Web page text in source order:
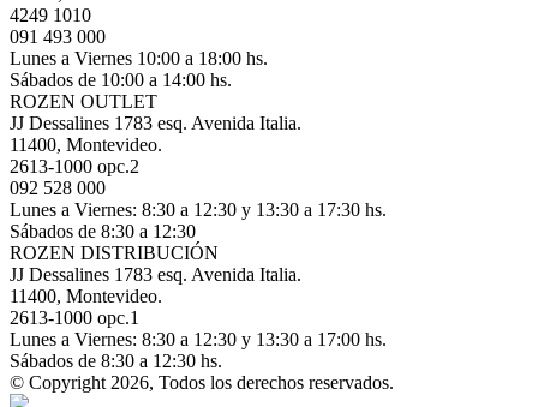
4249 1010
091 493 000
Lunes a Viernes 10:00 a 18:00 hs.
Sábados de 10:00 a 14:00 hs.
ROZEN OUTLET
JJ Dessalines 1783 esq. Avenida Italia.
11400, Montevideo.
2613-1000 opc.2
092 528 000
Lunes a Viernes: 8:30 a 12:30 y 13:30 a 17:30 hs.
Sábados de 8:30 a 12:30
ROZEN DISTRIBUCIÓN
JJ Dessalines 1783 esq. Avenida Italia.
11400, Montevideo.
2613-1000 opc.1
Lunes a Viernes: 8:30 a 12:30 y 13:30 a 17:00 hs.
Sábados de 8:30 a 12:30 hs.
© Copyright 2026, Todos los derechos reservados.